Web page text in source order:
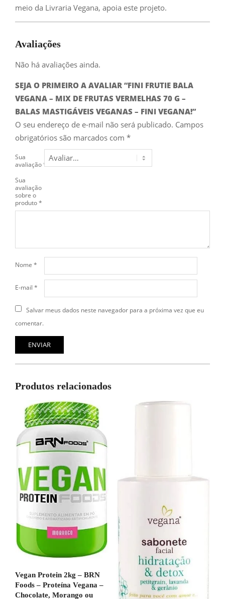
meio da Livraria Vegana, apoia este projeto.
Avaliações
Não há avaliações ainda.
SEJA O PRIMEIRO A AVALIAR “FINI FRUTIE BALA
VEGANA – MIX DE FRUTAS VERMELHAS 70 G –
BALAS MASTIGÁVEIS VEGANAS – FINI VEGANA!”
O seu endereço de e-mail não será publicado. Campos
obrigatórios são marcados com *
Sua
avaliação*
Sua
avaliação
sobre o
produto*
Nome *
E-mail *
Salvar meus dados neste navegador para a próxima vez que eu
comentar.
Produtos relacionados
Vegan Protein 2kg – BRN
Foods – Proteína Vegana –
Chocolate, Morango ou